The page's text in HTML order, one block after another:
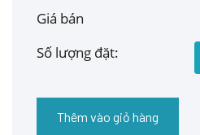
Giá bán
Số lượng đặt:
Thêm vào giỏ hàng